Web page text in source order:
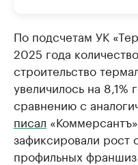
По подсчетам УК
2025 года
строительство
увеличилось на 8,1%
сравнению с
писал
зафиксировали рост
профильных франшиз